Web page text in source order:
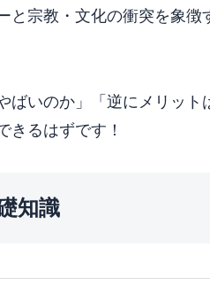
と宗教・文化の衝突を象
いのか」「逆にメリッ
きるはずです！
知識